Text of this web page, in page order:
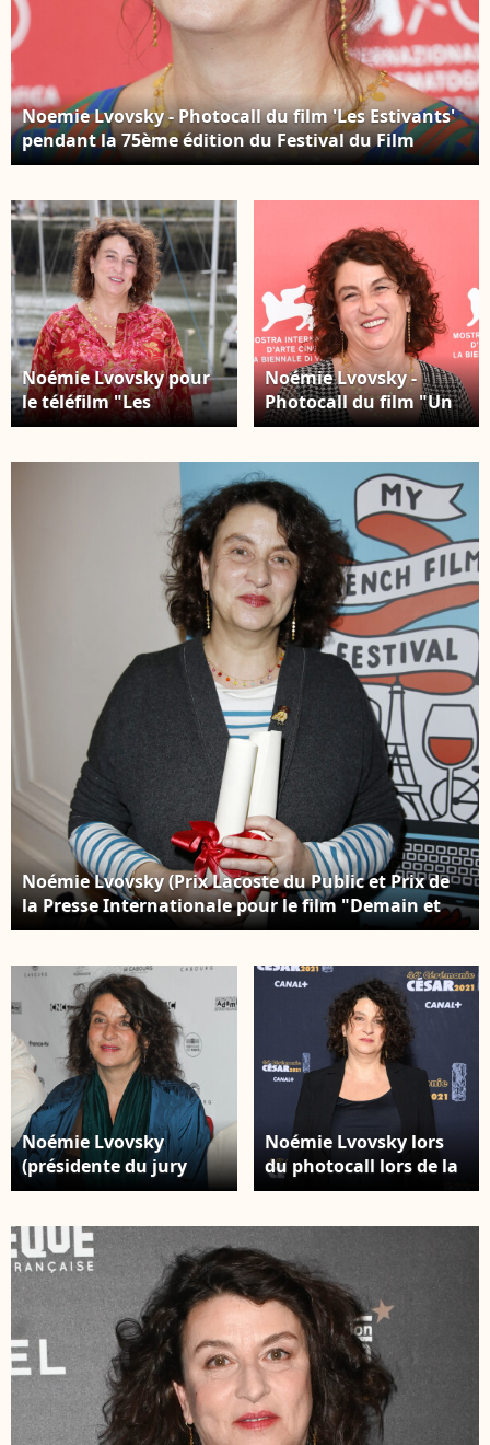
Noemie Lvovsky - Photocall du film 'Les Estivants'
pendant la 75ème édition du Festival du Film
International de Venise, la Mostra, le 5 septembre
Noémie Lvovsky pour
le téléfilm "Les
impatientes" lors du
international du film
de La Rochelle, France.
Bernard/Bestimage
Noémie Lvovsky -
Photocall du film "Un
peuple et son roi" lors
Film de Venise, la
Mostra. Le 7 septembre
2018
Noémie Lvovsky (Prix Lacoste du Public et Prix de
la Presse Internationale pour le film "Demain et
tous les autres jours") - Cocktail et remise des prix
"MyFrenchFilmFestival 2019" chez Unifrance à
Paris, le 19 février 2019. © Marc Ausset-
Lacroix/Bestimage
Noémie Lvovsky
(présidente du jury
Courts Métrages) -
Courts Métrages de la
34ème édition du
Festival du Film de
Cabourg, Journées
Romantiques, au Club
de l'Etoile à Paris le 18
juin 2020. © Coadic
Guirec / Bestimage
Noémie Lvovsky lors
du photocall lors de la
46ème cérémonie des
Paris le 12 mars 2021 ©
Pascal le Segretain /
Pool / Bestimage